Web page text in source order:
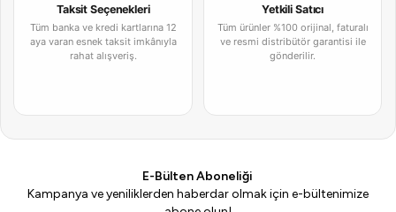
Taksit Seçenekleri
Tüm banka ve kredi kartlarına 12
aya varan esnek taksit imkânıyla
rahat alışveriş.
Yetkili Satıcı
Tüm ürünler %100 orijinal, faturalı
ve resmi distribütör garantisi ile
gönderilir.
E-Bülten Aboneliği
Kampanya ve yeniliklerden haberdar olmak için e-bültenimize